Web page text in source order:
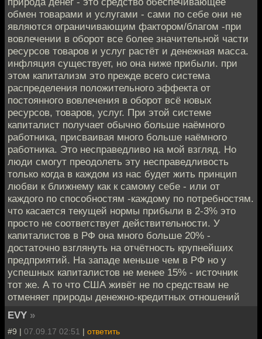
обмен товарами и услугами - сами по себе они не
являются ограничивающим фактором/благом -при
вовлечении в оборот все более значительной части
ресурсов товаров и услуг растёт и денежная масса.
инфляция существует, но она ниже прибыли. при
этом капитализм это прежде всего система
распределения положительного эффекта от
постоянного вовлечения в оборот всё новых
ресурсов, товаров, услуг. При этой системе
капиталист получает обычно больше наёмного
работника, присваивая много больше наёмного
работника. Это несправедливо на мой взгляд. Но
люди смогут преодолеть эту несправедливость
только когда в каждом из нас будет жить принцип
любви к ближнему как к самому себе - или от
каждого по способностям -каждому по потребностям.
что касается текущей нормы прибыли в 2-3% это
просто не соответствует действительности. У
капиталистов в РФ она много больше 20% -
достаточно взглянуть на отчётность крупнейших
предприятий. На западе меньше чем в РФ но у
успешных капиталистов не менее 15% - источник
тот же. А то что США живёт не по средствам не
отменяет природы денежно-кредитных отношений
EVY »
#9 | 07.09.17 02:51 | ответить